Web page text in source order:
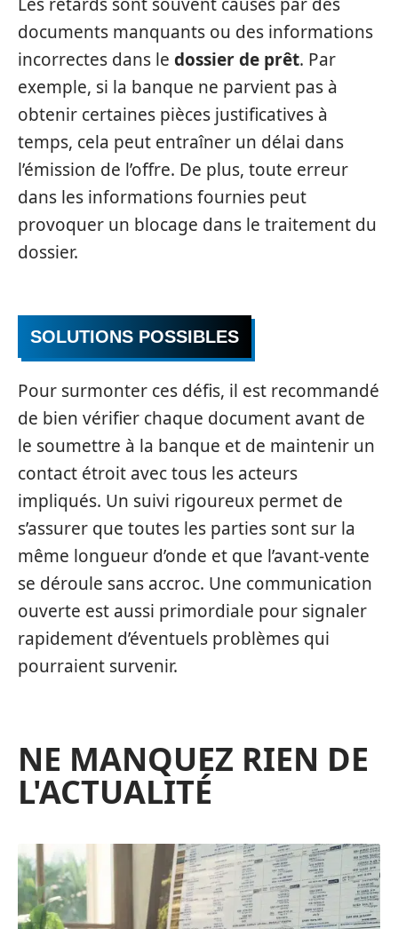
documents manquants ou des informations
incorrectes dans le dossier de prêt. Par
exemple, si la banque ne parvient pas à
obtenir certaines pièces justificatives à
temps, cela peut entraîner un délai dans
l’émission de l’offre. De plus, toute erreur
dans les informations fournies peut
provoquer un blocage dans le traitement du
dossier.
SOLUTIONS POSSIBLES
Pour surmonter ces défis, il est recommandé
de bien vérifier chaque document avant de
le soumettre à la banque et de maintenir un
contact étroit avec tous les acteurs
impliqués. Un suivi rigoureux permet de
s’assurer que toutes les parties sont sur la
même longueur d’onde et que l’avant-vente
se déroule sans accroc. Une communication
ouverte est aussi primordiale pour signaler
rapidement d’éventuels problèmes qui
pourraient survenir.
NE MANQUEZ RIEN DE
L'ACTUALITÉ